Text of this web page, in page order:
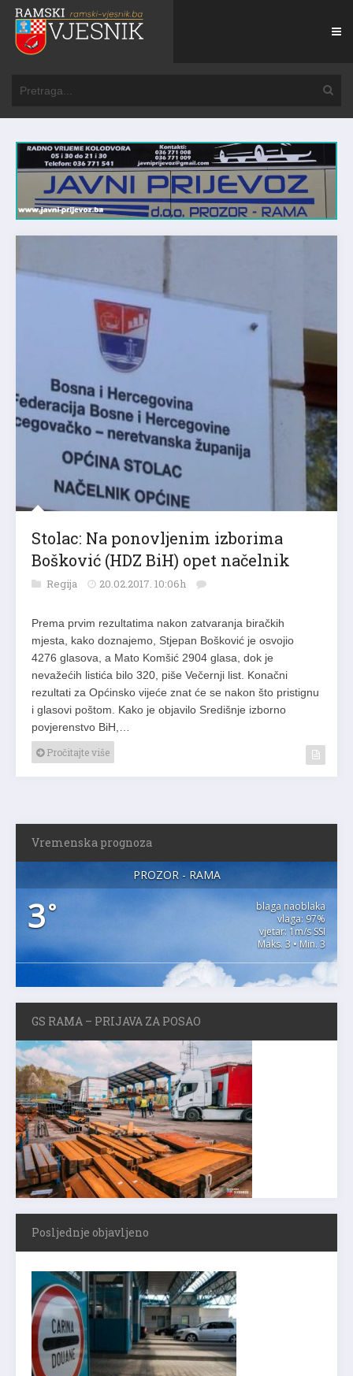
Stolac: Na ponovljenim izborima
Bošković (HDZ BiH) opet načelnik
Regija 20.02.2017. 10:06h
Prema prvim rezultatima nakon zatvaranja biračkih
mjesta, kako doznajemo, Stjepan Bošković je osvojio
4276 glasova, a Mato Komšić 2904 glasa, dok je
nevažećih listića bilo 320, piše Večernji list. Konačni
rezultati za Općinsko vijeće znat će se nakon što pristignu
i glasovi poštom. Kako je objavilo Središnje izborno
povjerenstvo BiH,…
Pročitajte više
Vremenska prognoza
PROZOR - RAMA
3°
blaga naoblaka
vlaga: 97%
vjetar: 1m/s SSI
Maks. 3 • Min. 3
GS RAMA – PRIJAVA ZA POSAO
Posljednje objavljeno